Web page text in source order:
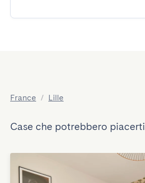
France / Lille
Case che potrebbero piacerti